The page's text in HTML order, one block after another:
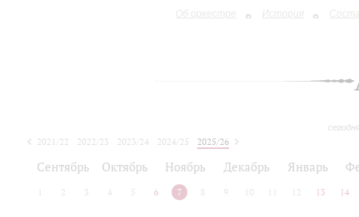
Об оркестре История
2021/22 2022/23 2023/24 2024/25
2025/26
Сентябрь Октябрь Ноябрь Декабрь Январь
2 3 4 5 6 7 8 9 10 12 13 14